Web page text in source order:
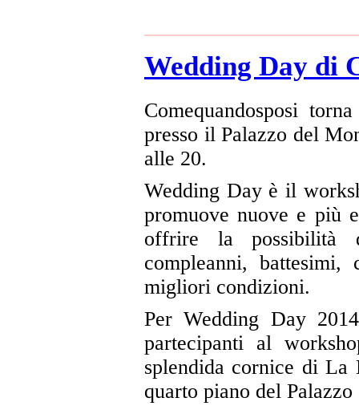
Wedding Day di
Comequandosposi
presso il Palazzo del
alle 20.
Wedding Day è il
promuove nuove e più
offrire la possibilità
compleanni,
migliori condizioni.
Per Wedding Day
partecipanti al
splendida cornice di
quarto piano del